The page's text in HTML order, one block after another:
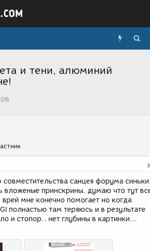
и тени, алюминий
санцея форума синьки
принскрины. думаю что тут
мне конечно помогает но когда
полнастью там теряюсь и в результате
и стопор.. нет глубины в картинки...